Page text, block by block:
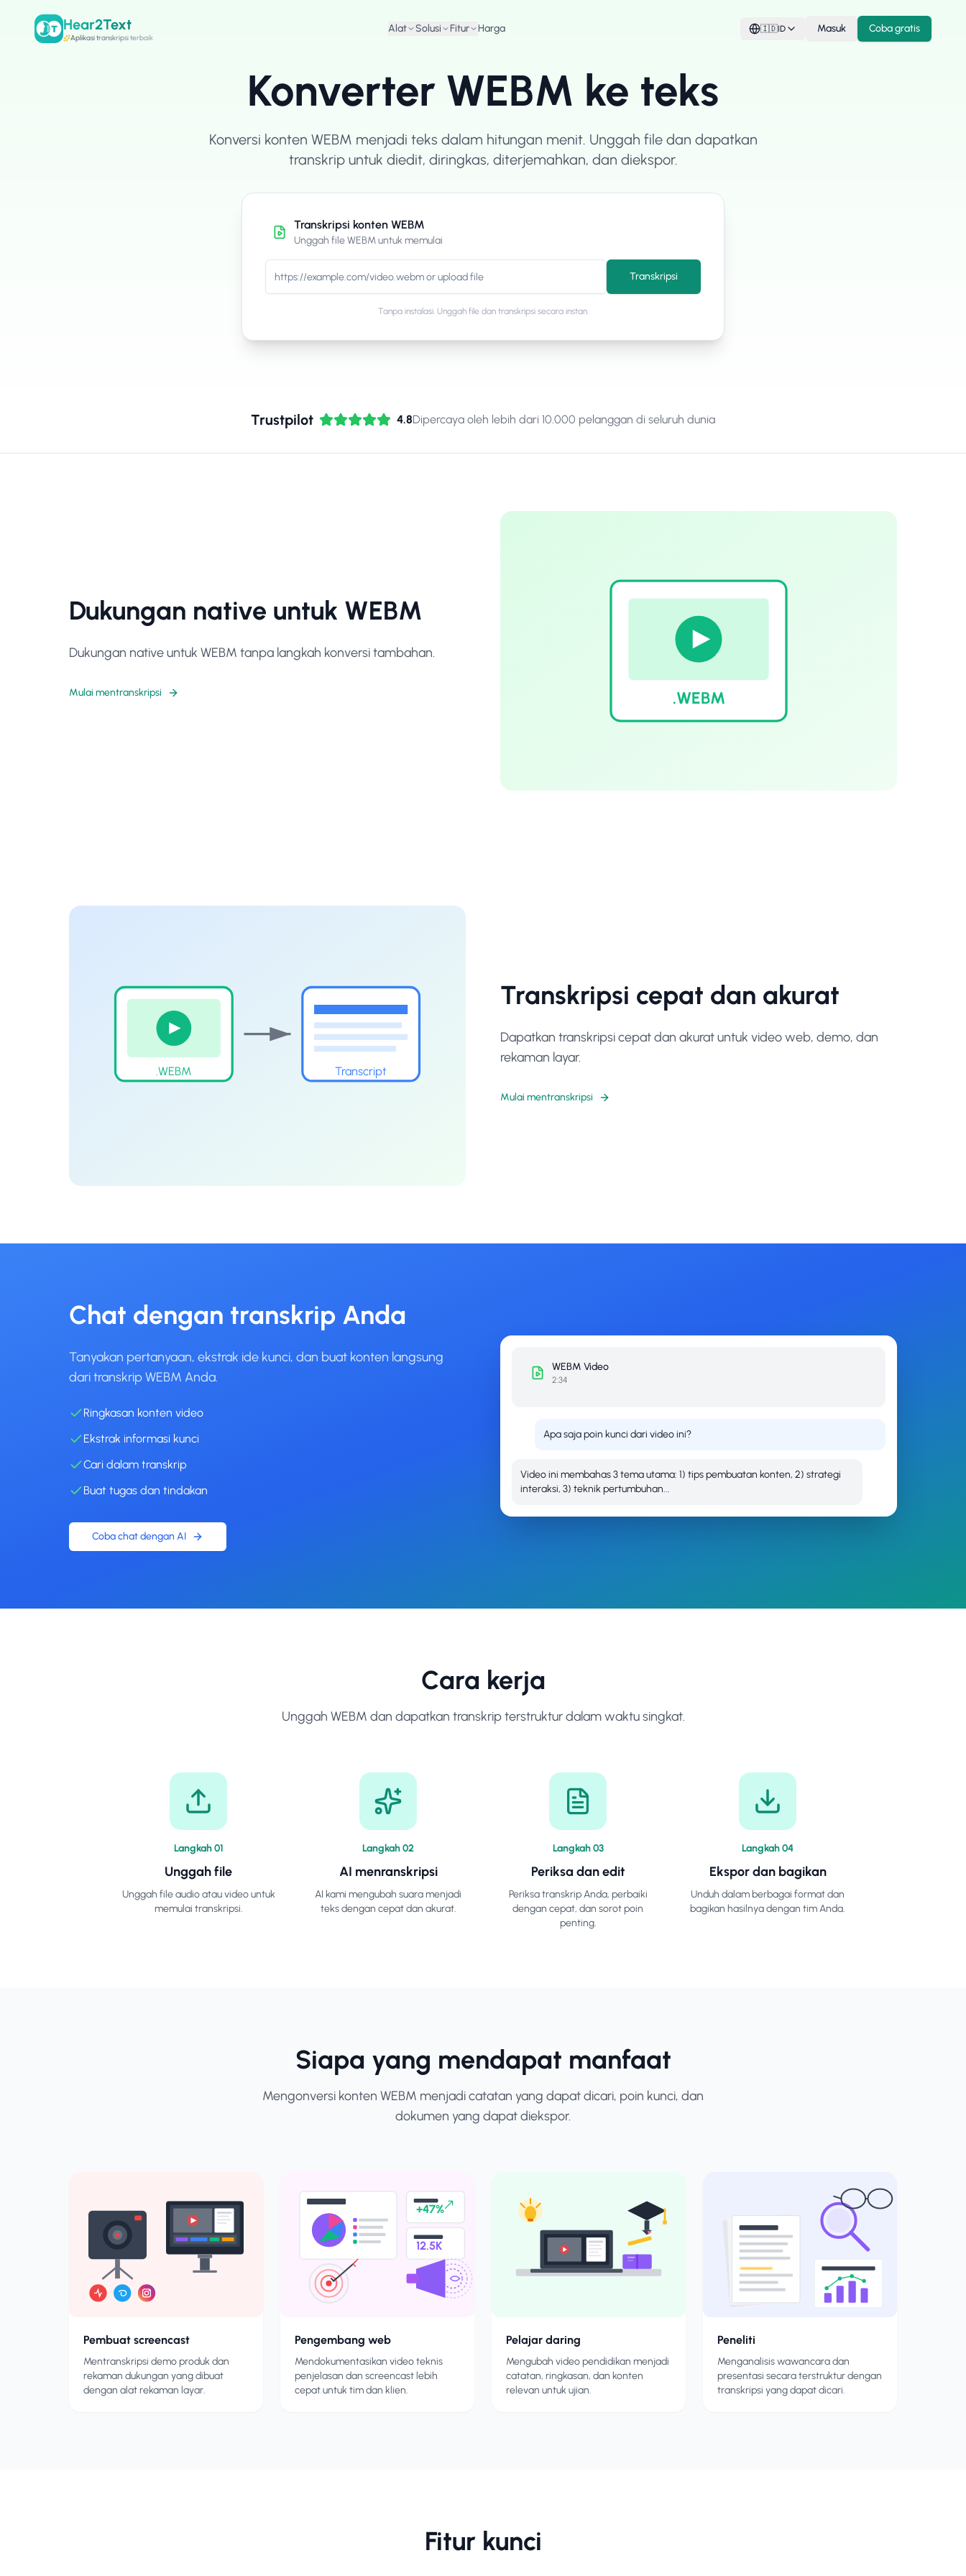
Hear2Text
Aplikasi transkripsi terbaik
Alat Solusi Fitur Harga 🇮🇩ID Masuk Coba gratis
Konverter WEBM ke teks
Konversi konten WEBM menjadi teks dalam hitungan menit. Unggah file dan dapatkan
transkrip untuk diedit, diringkas, diterjemahkan, dan diekspor.
Transkripsi konten WEBM
Unggah file WEBM untuk memulai
Transkripsi
Tanpa instalasi. Unggah file dan transkripsi secara instan.
Trustpilot 4.8Dipercaya oleh lebih dari 10.000 pelanggan di seluruh dunia
Dukungan native untuk WEBM
Dukungan native untuk WEBM tanpa langkah konversi tambahan.
Mulai mentranskripsi .WEBM
Transkripsi cepat dan akurat
Dapatkan transkripsi cepat dan akurat untuk video web, demo, dan
rekaman layar.
Mulai mentranskripsi
.WEBM Transcript
Chat dengan transkrip Anda
Tanyakan pertanyaan, ekstrak ide kunci, dan buat konten langsung
dari transkrip WEBM Anda.
Ringkasan konten video
Ekstrak informasi kunci
Cari dalam transkrip
Buat tugas dan tindakan
Coba chat dengan AI
WEBM Video
2:34
Apa saja poin kunci dari video ini?
Video ini membahas 3 tema utama: 1) tips pembuatan konten, 2) strategi
interaksi, 3) teknik pertumbuhan...
Cara kerja
Unggah WEBM dan dapatkan transkrip terstruktur dalam waktu singkat.
Langkah01
Unggah file
Unggah file audio atau video untuk
memulai transkripsi.
Langkah02
AI menranskripsi
AI kami mengubah suara menjadi
teks dengan cepat dan akurat.
Langkah03
Periksa dan edit
Periksa transkrip Anda, perbaiki
dengan cepat, dan sorot poin
penting.
Langkah04
Ekspor dan bagikan
Unduh dalam berbagai format dan
bagikan hasilnya dengan tim Anda.
Siapa yang mendapat manfaat
Mengonversi konten WEBM menjadi catatan yang dapat dicari, poin kunci, dan
dokumen yang dapat diekspor.
Pembuat screencast
Mentranskripsi demo produk dan
rekaman dukungan yang dibuat
dengan alat rekaman layar.
+47%
12.5K
Pengembang web
Mendokumentasikan video teknis
penjelasan dan screencast lebih
cepat untuk tim dan klien.
Pelajar daring
Mengubah video pendidikan menjadi
catatan, ringkasan, dan konten
relevan untuk ujian.
Peneliti
Menganalisis wawancara dan
presentasi secara terstruktur dengan
transkripsi yang dapat dicari.
Fitur kunci